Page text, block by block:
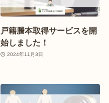
戸籍謄本取得サービスを開
始しました！
2024年11月3日